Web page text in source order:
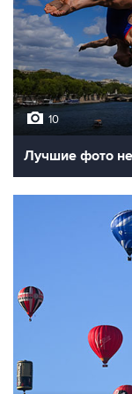
10
Лучшие фото